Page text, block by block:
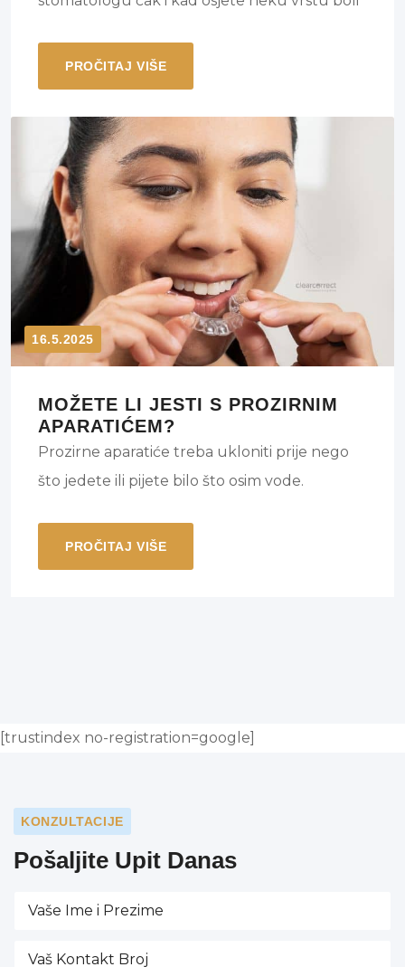
odgoditi liječenje dok se ne pogorša samo do
sljedećeg posjeta, nemojte. Evo nekoliko
razloga zašto biste trebali odmah posjetiti
stomatologa ako je vaša oralna bol uporna,
pulsirajuća ili postaje drastična.
PROČITAJ VIŠE
16.5.2025
MOŽETE LI JESTI S PROZIRNIM
APARATIĆEM?
Prozirne aparatiće treba ukloniti prije nego
što jedete ili pijete bilo što osim vode.
PROČITAJ VIŠE
[trustindex no-registration=google]
KONZULTACIJE
Pošaljite Upit Danas